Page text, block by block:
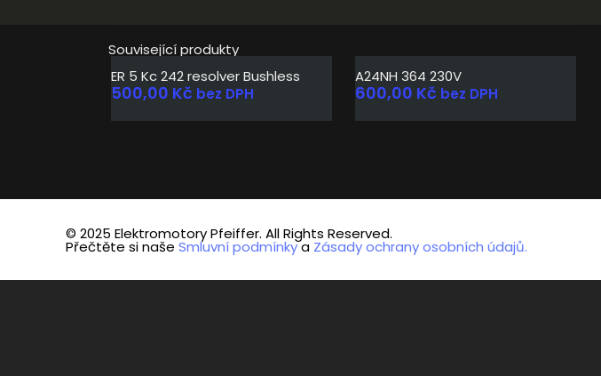
Související produkty
ER 5 Kc 242 resolver Bushless
500,00 Kč bez DPH
A24NH 364 230V
600,00 Kč bez DPH
© 2025 Elektromotory Pfeiffer. All Rights Reserved.
Přečtěte si naše Smluvní podmínkya Zásady ochrany osobních údajů.